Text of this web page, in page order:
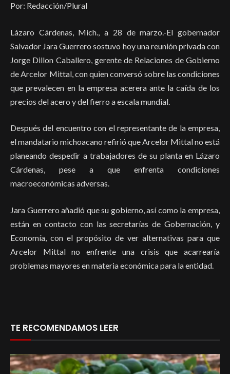
Por: Redacción/Plural
Lázaro Cárdenas, Mich., a 28 de marzo.-El gobernador
Salvador Jara Guerrero sostuvo hoy una reunión privada con
Jorge Dillon Caballero, gerente de Relaciones de Gobierno
de Arcelor Mittal, con quien conversó sobre las condiciones
que prevalecen en la empresa acerera ante la caída de los
precios del acero y del fierro a escala mundial.
Después del encuentro con el representante de la empresa,
el mandatario michoacano refirió que Arcelor Mittal no está
planeando despedir a trabajadores de su planta en Lázaro
Cárdenas, pese a que enfrenta condiciones
macroeconómicas adversas.
Jara Guerrero añadió que su gobierno, así como la empresa,
están en contacto con las secretarías de Gobernación, y
Economía, con el propósito de ver alternativas para que
Arcelor Mittal no enfrente una crisis que acarrearía
problemas mayores en materia económica para la entidad.
TE RECOMENDAMOS LEER